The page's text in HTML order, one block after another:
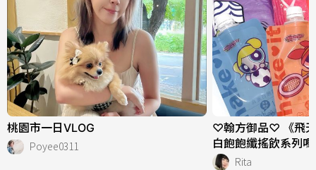
桃園市一日VLOG
Poyee0311
♡翰方御品♡ 《飛
白飽飽纖搖飲系列
Rita